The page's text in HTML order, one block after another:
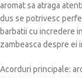
aromat sa atraga
dus se potrivesc
barbatii cu incredere
zambeasca despre ei
Acorduri principale: